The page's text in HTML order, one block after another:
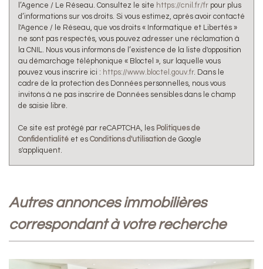
l’Agence / Le Réseau. Consultez le site https://cnil.fr/fr pour plus
d’informations sur vos droits. Si vous estimez, après avoir contacté
l'Agence / le Réseau, que vos droits « Informatique et Libertés »
ne sont pas respectés, vous pouvez adresser une réclamation à
la CNIL. Nous vous informons de l’existence de la liste d'opposition
au démarchage téléphonique « Bloctel », sur laquelle vous
pouvez vous inscrire ici : https://www.bloctel.gouv.fr. Dans le
cadre de la protection des Données personnelles, nous vous
invitons à ne pas inscrire de Données sensibles dans le champ
de saisie libre.
Ce site est protégé par reCAPTCHA, les Politiques de
Confidentialité et es Conditions d'utilisation de Google
s'appliquent.
autres annonces immobilières
correspondant à votre recherche